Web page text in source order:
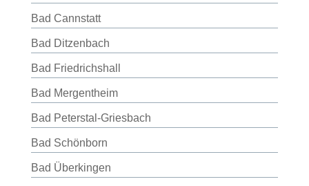
Bad Cannstatt
Bad Ditzenbach
Bad Friedrichshall
Bad Mergentheim
Bad Peterstal-Griesbach
Bad Schönborn
Bad Überkingen